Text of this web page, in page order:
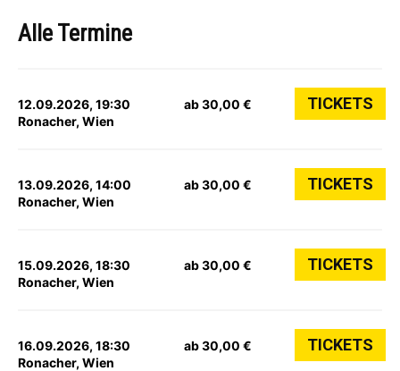
Alle Termine
12.09.2026, 19:30
Ronacher, Wien
ab 30,00 € TICKETS
13.09.2026, 14:00
Ronacher, Wien
ab 30,00 € TICKETS
15.09.2026, 18:30
Ronacher, Wien
ab 30,00 € TICKETS
16.09.2026, 18:30
Ronacher, Wien
ab 30,00 € TICKETS